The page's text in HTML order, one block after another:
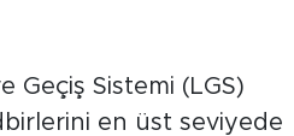
Geçiş Sistemi (LGS)
en üst seviyede